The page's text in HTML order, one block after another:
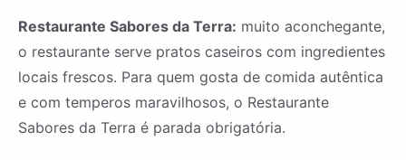
Restaurante Sabores da Terra: muito aconchegante,
o restaurante serve pratos caseiros com ingredientes
locais frescos. Para quem gosta de comida autêntica
e com temperos maravilhosos, o Restaurante
Sabores da Terra é parada obrigatória.